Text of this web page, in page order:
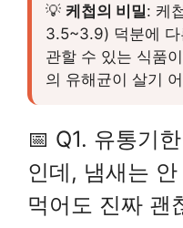
💡 케첩의 비밀: 케
3.5~3.9) 덕분에 다
관할 수 있는 식품
의 유해균이 살기
📅 Q1. 유통기
인데, 냄새는
먹어도 진짜 괜